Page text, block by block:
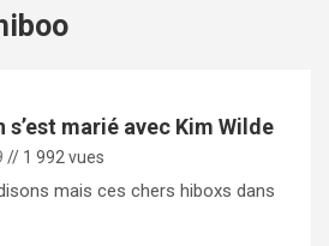
marié avec Kim Wilde
// 1 992 vues
mais ces chers hiboxs dans